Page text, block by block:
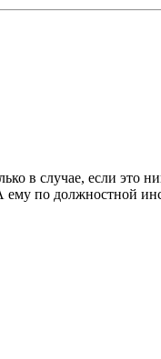
в случае, если это
по должностной